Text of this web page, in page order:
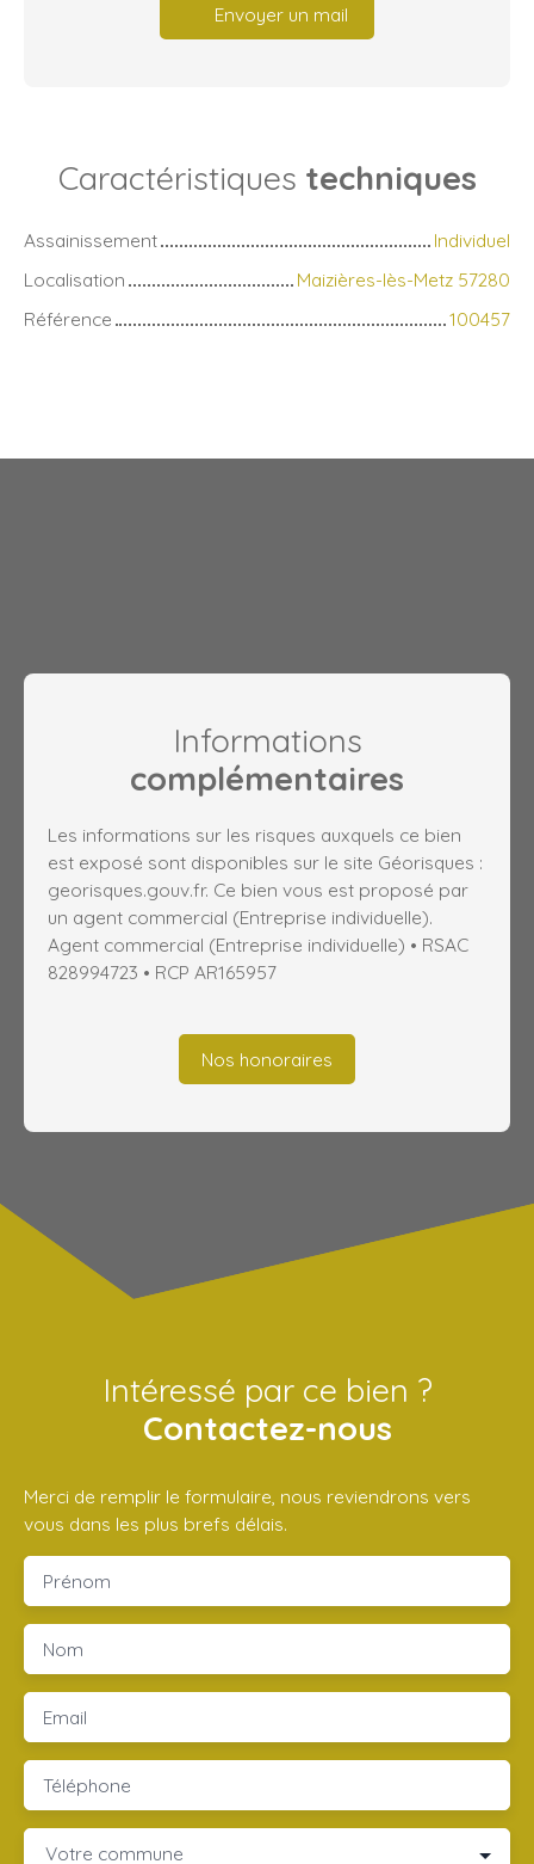
Envoyer un mail
Caractéristiques techniques
Assainissement
Individuel
Localisation
Maizières-lès-Metz 57280
Référence
100457
Informations
complémentaires
Les informations sur les risques auxquels ce bien
est exposé sont disponibles sur le site Géorisques :
georisques.gouv.fr. Ce bien vous est proposé par
un agent commercial (Entreprise individuelle).
Agent commercial (Entreprise individuelle) • RSAC
828994723 • RCP AR165957
Nos honoraires
Intéressé par ce bien ?
Contactez-nous
Merci de remplir le formulaire, nous reviendrons vers
vous dans les plus brefs délais.
Prénom
Nom
Email
Téléphone
Votre commune